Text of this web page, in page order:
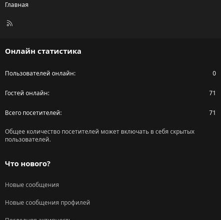
Главная
R
Онлайн статистика
Пользователей онлайн 0
Гостей онлайн 71
Всего посетителей 71
Общее количество посетителей может включать в себя скрытых
пользователей.
Что нового?
Новые сообщения
Новые сообщения профилей